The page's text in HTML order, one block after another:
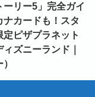
ーリー5」完全ガイ
ナカードも！スタ
定ピザプラネット
ズニーランド｜